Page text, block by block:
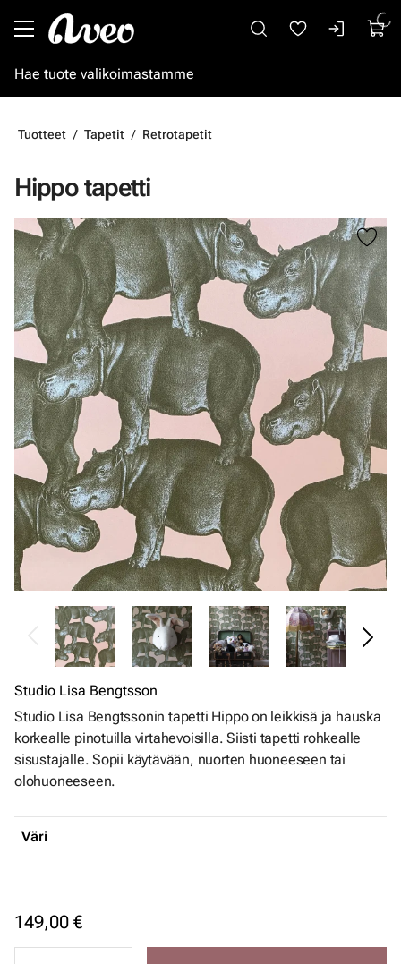
Tuotteet Tapetit Retrotapetit
Hippo tapetti
Ohita kuvat
Studio Lisa Bengtsson
Studio Lisa Bengtssonin tapetti Hippo on leikkisä ja hauska
korkealle pinotuilla virtahevoisilla. Siisti tapetti rohkealle
sisustajalle. Sopii käytävään, nuorten huoneeseen tai
olohuoneeseen.
Väri
149,00 €